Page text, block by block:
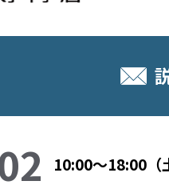
10:00～18:00（